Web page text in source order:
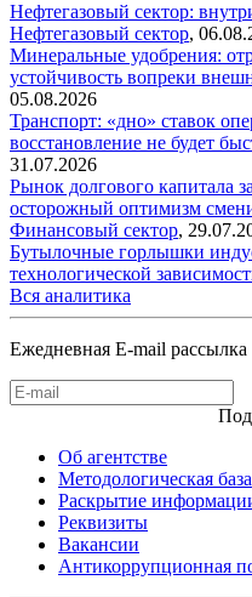
Нефтегазовый сектор:
Нефтегазовый сектор,
Минеральные удобрения:
устойчивость вопреки
05.08.2026
Транспорт: «дно» ставок
восстановление не будет
31.07.2026
Рынок долгового капитала
осторожный оптимизм
Финансовый сектор,
Бутылочные горлышки
технологической
Вся аналитика
Ежедневная E-mail рассылка
Об агентстве
Методологическая база
Раскрытие
Реквизиты
Вакансии
Антикоррупционная